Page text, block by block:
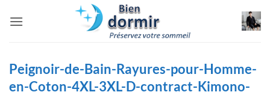
Peignoir-de-Bain-Rayures-pour-Homme-
en-Coton-4XL-3XL-D-contract-Kimono-